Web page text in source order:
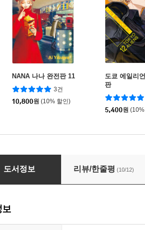
NANA 나나 완전판 11
3건
10,800원 (10% 할인)
도쿄 에일리
판
5,400원
을 달리는 너에게
도서정보 리뷰/한줄평 (10/12)
보